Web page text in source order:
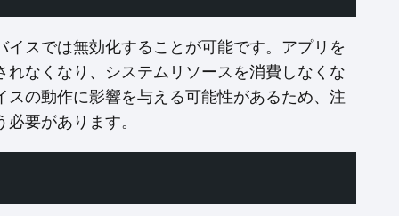
スでは無効化することが可能です。アプリを
なくなり、システムリソースを消費しなくな
の動作に影響を与える可能性があるため、注
要があります。